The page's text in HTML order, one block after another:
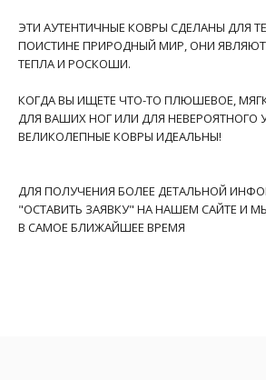
ЭТИ АУТЕНТИЧНЫЕ КОВРЫ СДЕЛАНЫ ДЛЯ
ПОИСТИНЕ ПРИРОДНЫЙ МИР, ОНИ
ТЕПЛА И РОСКОШИ.
КОГДА ВЫ ИЩЕТЕ ЧТО-ТО ПЛЮШЕВОЕ,
ДЛЯ ВАШИХ НОГ ИЛИ ДЛЯ НЕВЕРОЯТНОГО
ВЕЛИКОЛЕПНЫЕ КОВРЫ ИДЕАЛЬНЫ!
ДЛЯ ПОЛУЧЕНИЯ БОЛЕЕ ДЕТАЛЬНОЙ
"ОСТАВИТЬ ЗАЯВКУ" НА НАШЕМ САЙТЕ И
В САМОЕ БЛИЖАЙШЕЕ ВРЕМЯ